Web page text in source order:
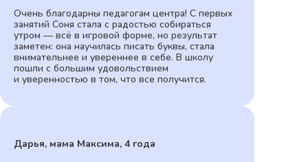
Очень благодарны педагогам центра! С первых
занятий Соня стала с радостью собираться
утром — всё в игровой форме, но результат
заметен: она научилась писать буквы, стала
внимательнее и увереннее в себе. В школу
пошли с большим удовольствием
и уверенностью в том, что все получится.
Дарья, мама Максима, 4 года